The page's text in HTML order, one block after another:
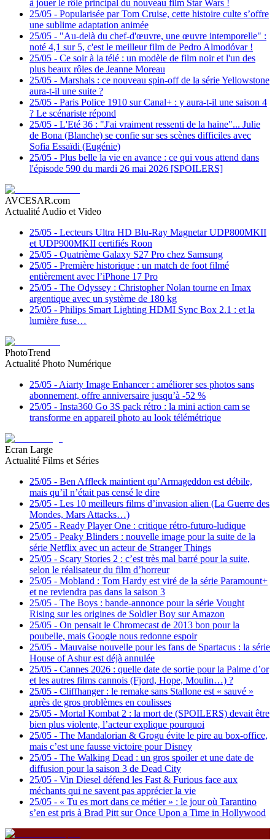
à jouer le rôle principal du nouveau film Star Wars !
25/05 - Popularisée par Tom Cruise, cette histoire culte s’offre
une sublime adaptation animée
25/05 - "Au-delà du chef-d'œuvre, une œuvre intemporelle" :
noté 4,1 sur 5, c'est le meilleur film de Pedro Almodóvar !
25/05 - Ce soir à la télé : un modèle de film noir et l'un des
plus beaux rôles de Jeanne Moreau
25/05 - Marshals : ce nouveau spin-off de la série Yellowstone
aura-t-il une suite ?
25/05 - Paris Police 1910 sur Canal+ : y aura-t-il une saison 4
? Le scénariste répond
25/05 - L'Eté 36 : "J'ai vraiment ressenti de la haine"... Julie
de Bona (Blanche) se confie sur ses scènes difficiles avec
Sofia Essaïdi (Eugénie)
25/05 - Plus belle la vie en avance : ce qui vous attend dans
l'épisode 590 du mardi 26 mai 2026 [SPOILERS]
AVCESAR.com
Actualité Audio et Video
25/05 - Lecteurs Ultra HD Blu-Ray Magnetar UDP800MKII
et UDP900MKII certifiés Roon
25/05 - Quatrième Galaxy S27 Pro chez Samsung
25/05 - Première historique : un match de foot filmé
entièrement avec l’iPhone 17 Pro
25/05 - The Odyssey : Christopher Nolan tourne en Imax
argentique avec un système de 180 kg
25/05 - Philips Smart Lighting HDMI Sync Box 2.1 : et la
lumière fuse…
PhotoTrend
Actualité Photo Numérique
25/05 - Aiarty Image Enhancer : améliorer ses photos sans
abonnement, offre anniversaire jusqu’à -52 %
25/05 - Insta360 Go 3S pack rétro : la mini action cam se
transforme en appareil photo au look télémétrique
Ecran Large
Actualité Films et Séries
25/05 - Ben Affleck maintient qu’Armageddon est débile,
mais qu’il n’était pas censé le dire
25/05 - Les 10 meilleurs films d’invasion alien (La Guerre des
Mondes, Mars Attacks…)
25/05 - Ready Player One : critique rétro-futuro-ludique
25/05 - Peaky Blinders : nouvelle image pour la suite de la
série Netflix avec un acteur de Stranger Things
25/05 - Scary Stories 2 : c’est très mal barré pour la suite,
selon le réalisateur du film d’horreur
25/05 - Mobland : Tom Hardy est viré de la série Paramount+
et ne reviendra pas dans la saison 3
25/05 - The Boys : bande-annonce pour la série Vought
Rising sur les origines de Soldier Boy sur Amazon
25/05 - On pensait le Chromecast de 2013 bon pour la
poubelle, mais Google nous redonne espoir
25/05 - Mauvaise nouvelle pour les fans de Spartacus : la série
House of Ashur est déjà annulée
25/05 - Cannes 2026 : quelle date de sortie pour la Palme d’or
et les autres films cannois (Fjord, Hope, Moulin…) ?
25/05 - Cliffhanger : le remake sans Stallone est « sauvé »
après de gros problèmes en coulisses
25/05 - Mortal Kombat 2 : la mort de (SPOILERS) devait être
bien plus violente, l’acteur explique pourquoi
25/05 - The Mandalorian & Grogu évite le pire au box-office,
mais c’est une fausse victoire pour Disney
25/05 - The Walking Dead : un gros spoiler et une date de
diffusion pour la saison 3 de Dead City
25/05 - Vin Diesel défend les Fast & Furious face aux
méchants qui ne savent pas apprécier la vie
25/05 - « Tu es mort dans ce métier » : le jour où Tarantino
s’en est pris à Brad Pitt sur Once Upon a Time in Hollywood